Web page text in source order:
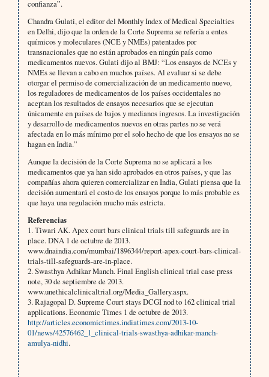
confianza”.
Chandra Gulati, el editor del Monthly Index of Medical Specialties
en Delhi, dijo que la orden de la Corte Suprema se refería a entes
químicos y moleculares (NCE y NMEs) patentados por
transnacionales que no están aprobados en ningún país como
medicamentos nuevos. Gulati dijo al BMJ: “Los ensayos de NCEs y
NMEs se llevan a cabo en muchos países. Al evaluar si se debe
otorgar el permiso de comercialización de un medicamento nuevo,
los reguladores de medicamentos de los países occidentales no
aceptan los resultados de ensayos necesarios que se ejecutan
únicamente en países de bajos y medianos ingresos. La investigación
y desarrollo de medicamentos nuevos en otras partes no se verá
afectada en lo más mínimo por el solo hecho de que los ensayos no se
hagan en India.”
Aunque la decisión de la Corte Suprema no se aplicará a los
medicamentos que ya han sido aprobados en otros países, y que las
compañías ahora quieren comercializar en India, Gulati piensa que la
decisión aumentará el costo de los ensayos porque lo más probable es
que haya una regulación mucho más estricta.
Referencias
1. Tiwari AK. Apex court bars clinical trials till safeguards are in
place. DNA 1 de octubre de 2013.
www.dnaindia.com/mumbai/1896344/report-apex-court-bars-clinical-
trials-till-safeguards-are-in-place.
2. Swasthya Adhikar Manch. Final English clinical trial case press
note, 30 de septiembre de 2013.
www.unethicalclinicaltrial.org/Media_Gallery.aspx.
3. Rajagopal D. Supreme Court stays DCGI nod to 162 clinical trial
applications. Economic Times 1 de octubre de 2013.
http://articles.economictimes.indiatimes.com/2013-10-
01/news/42576462_1_clinical-trials-swasthya-adhikar-manch-
amulya-nidhi.